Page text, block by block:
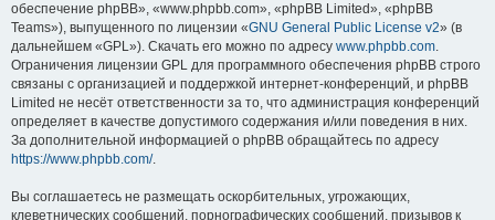
обеспечение phpBB», «www.phpbb.com», «phpBB Limited», «phpBB
Teams»), выпущенного по лицензии «GNU General Public License v2» (в
дальнейшем «GPL»). Скачать его можно по адресу www.phpbb.com.
Ограничения лицензии GPL для программного обеспечения phpBB строго
связаны с организацией и поддержкой интернет-конференций, и phpBB
Limited не несёт ответственности за то, что администрация конференций
определяет в качестве допустимого содержания и/или поведения в них.
За дополнительной информацией о phpBB обращайтесь по адресу
https://www.phpbb.com/.
Вы соглашаетесь не размещать оскорбительных, угрожающих,
клеветнических сообщений, порнографических сообщений, призывов к